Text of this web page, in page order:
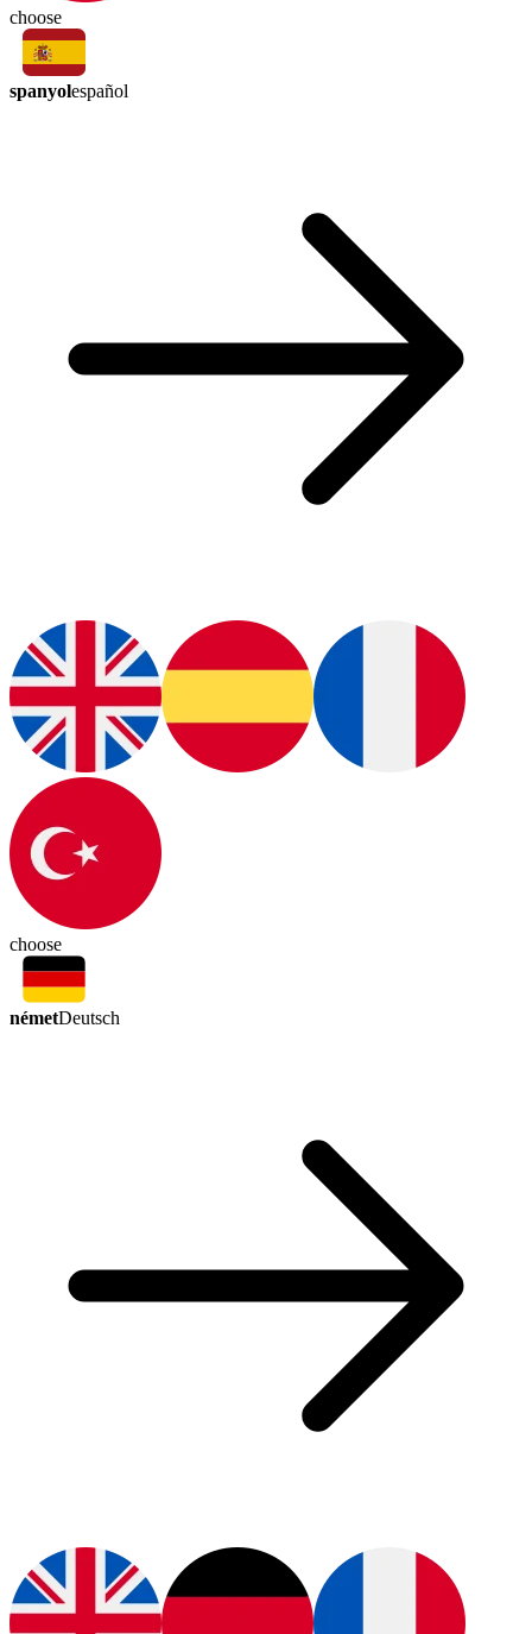
choose
spanyolespañol
choose
németDeutsch